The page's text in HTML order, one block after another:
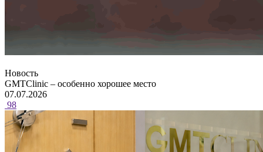
Новость
GMTClinic – особенно хорошее место
07.07.2026
98